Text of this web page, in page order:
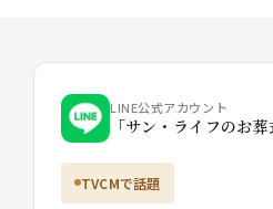
LINE公式アカウント
「サン・ライフのお葬
TVCMで話題